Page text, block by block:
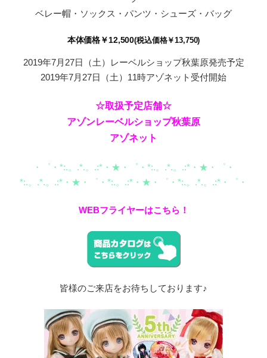
ベレー帽・ソックス・パンツ・シューズ・バッグ
本体価格￥12,500(税込価格￥13,750)
2019年7月27日（土）レーベルショップ秋葉原発売予定
2019年7月27日（土）11時アゾネット受付開始
☆取扱予定店舗☆
アゾンレーベルショップ秋葉原
アゾネット
・゜・*:.。.*.。.:*・★・゜・*:.。.*.。.:*・★・゜・
*:.。.*.。.:*・★・゜・*:.。.:*・★・゜・*:.。.*.。.:*・゜・
WEBフライヤーはこちら！
皆様のご来店をお待ちしております♪